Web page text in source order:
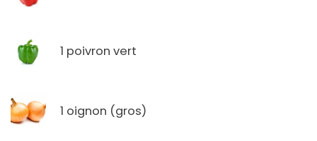
1 poivron vert
1 oignon (gros)